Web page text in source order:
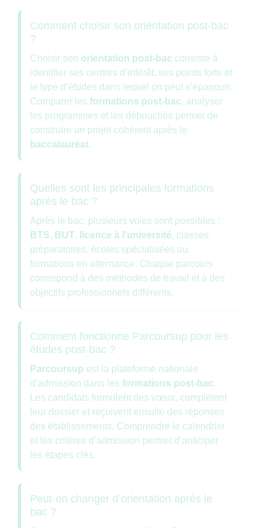
Comment choisir son orientation post-bac
?
Choisir son orientation post-bac consiste à
identifier ses centres d’intérêt, ses points forts et
le type d’études dans lequel on peut s’épanouir.
Comparer les formations post-bac, analyser
les programmes et les débouchés permet de
construire un projet cohérent après le
baccalauréat.
Quelles sont les principales formations
après le bac ?
Après le bac, plusieurs voies sont possibles :
BTS, BUT, licence à l’université, classes
préparatoires, écoles spécialisées ou
formations en alternance. Chaque parcours
correspond à des méthodes de travail et à des
objectifs professionnels différents.
Comment fonctionne Parcoursup pour les
études post-bac ?
Parcoursup est la plateforme nationale
d’admission dans les formations post-bac.
Les candidats formulent des vœux, complètent
leur dossier et reçoivent ensuite des réponses
des établissements. Comprendre le calendrier
et les critères d’admission permet d’anticiper
les étapes clés.
Peut-on changer d’orientation après le
bac ?